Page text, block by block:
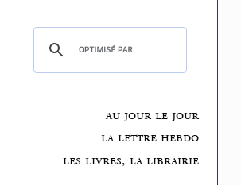
au jour le jour
la lettre hebdo
les livres, la librairie